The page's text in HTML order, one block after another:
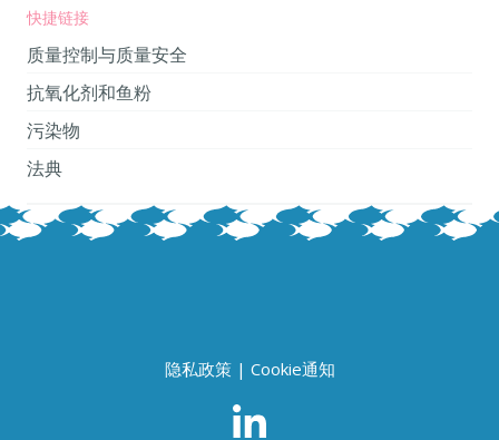
快捷链接
质量控制与质量安全
抗氧化剂和鱼粉
污染物
法典
隐私政策| Cookie通知